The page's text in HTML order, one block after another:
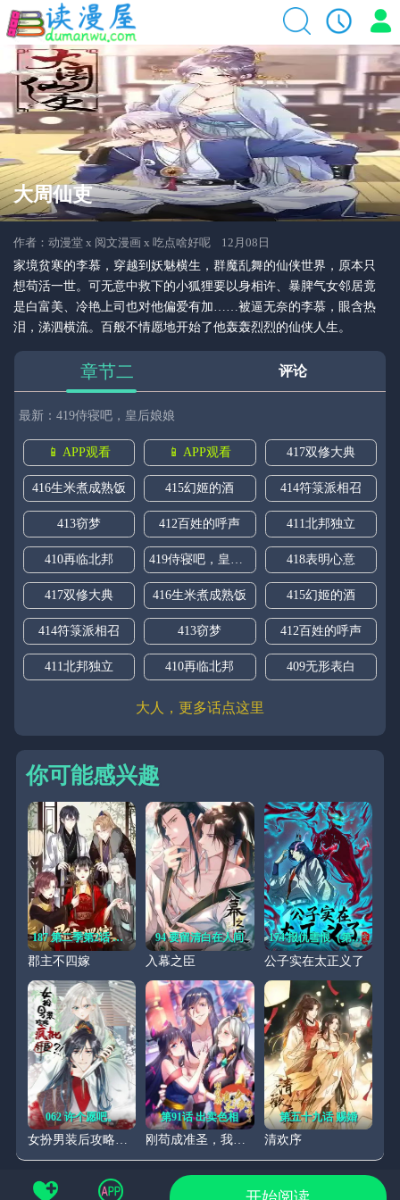
大周仙吏
作者：动漫堂 x 阅文漫画 x 吃点啥好呢 12月08日
家境贫寒的李慕，穿越到妖魅横生，群魔乱舞的仙侠世界，原本只
想苟活一世。可无意中救下的小狐狸要以身相许、暴脾气女邻居竟
是白富美、冷艳上司也对他偏爱有加……被逼无奈的李慕，眼含热
泪，涕泗横流。百般不情愿地开始了他轰轰烈烈的仙侠人生。
章节二 评论
最新：419侍寝吧，皇后娘娘
📱 APP观看 📱 APP观看 417双修大典
416生米煮成熟饭 415幻姬的酒 414符箓派相召
413窃梦 412百姓的呼声 411北邦独立
410再临北邦 419侍寝吧，皇后娘娘 418表明心意
417双修大典 416生米煮成熟饭 415幻姬的酒
414符箓派相召 413窃梦 412百姓的呼声
411北邦独立 410再临北邦 409无形表白
大人，更多话点这里
你可能感兴趣
187 第二季第2话 离间
郡主不四嫁
94 要留清白在人间
入幕之臣
174 报仇雪恨（第一季完）
公子实在太正义了
062 许个愿吧。
女扮男装后攻略疯批奸臣？！
第91话 出卖色相
刚苟成准圣，我被女帝召唤了
第五十九话 赐婚
清欢序